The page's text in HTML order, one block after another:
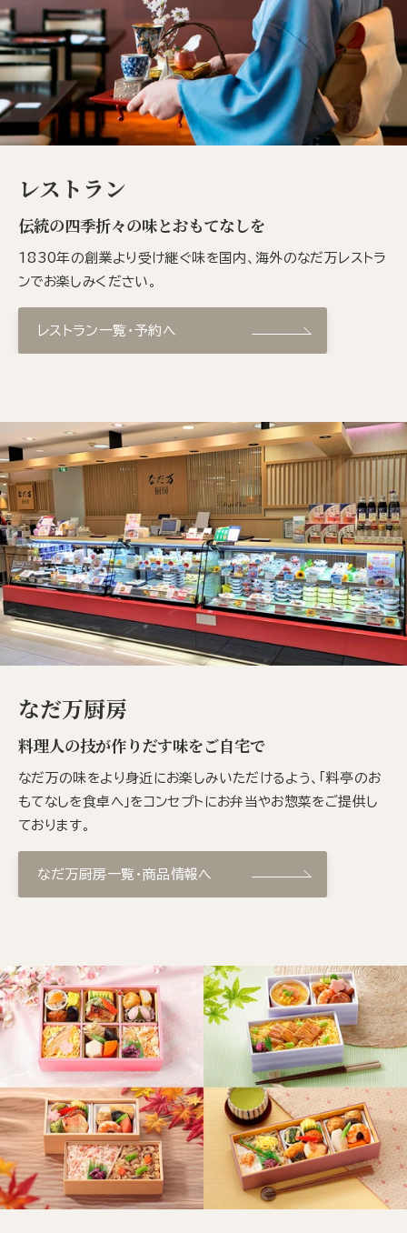
レストラン
伝統の四季折々の味とおもてなしを
1830年の創業より受け継ぐ味を国内、海外のなだ万レストラ
ンでお楽しみください。
レストラン一覧・予約へ
なだ万厨房
料理人の技が作りだす味をご自宅で
なだ万の味をより身近にお楽しみいただけるよう、「料亭のお
もてなしを食卓へ」をコンセプトにお弁当やお惣菜をご提供し
ております。
なだ万厨房一覧・商品情報へ